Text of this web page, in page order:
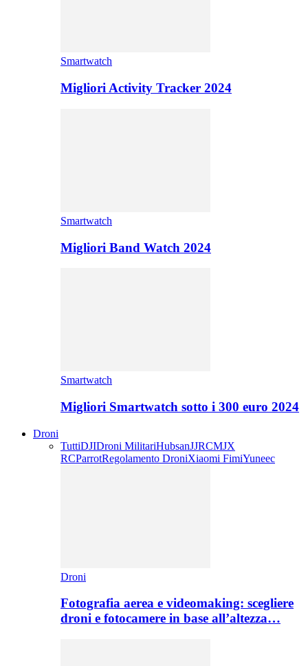
Smartwatch
Migliori Activity Tracker 2024
Smartwatch
Migliori Band Watch 2024
Smartwatch
Migliori Smartwatch sotto i 300 euro 2024
Droni
TuttiDJIDroni MilitariHubsanJJRCMJX
RCParrotRegolamento DroniXiaomi FimiYuneec
Droni
Fotografia aerea e videomaking: scegliere
droni e fotocamere in base all’altezza…